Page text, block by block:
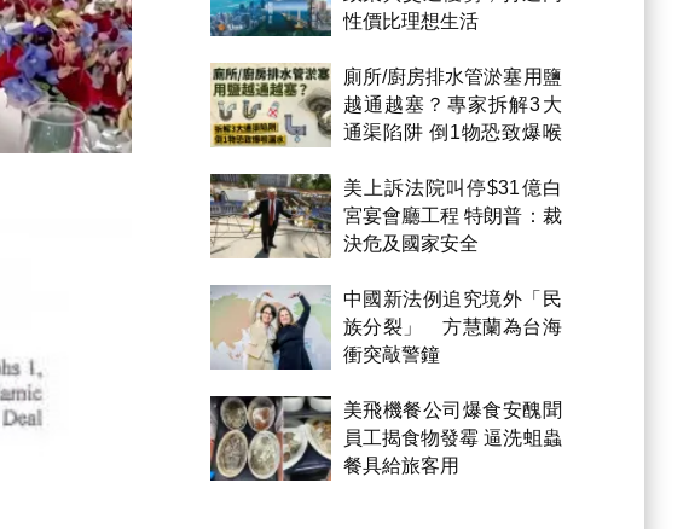
性價比理想生活
廁所/廚房排水管淤塞用鹽
越通越塞？專家拆解3大
通渠陷阱 倒1物恐致爆喉
美上訴法院叫停$31億白
宮宴會廳工程 特朗普：裁
決危及國家安全
中國新法例追究境外「民
族分裂」 方慧蘭為台海
衝突敲警鐘
美飛機餐公司爆食安醜聞
員工揭食物發霉 逼洗蛆蟲
餐具給旅客用